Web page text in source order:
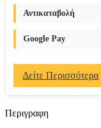
Αντικαταβολή
Google Pay
Δείτε Περισσότερα
Περιγραφη